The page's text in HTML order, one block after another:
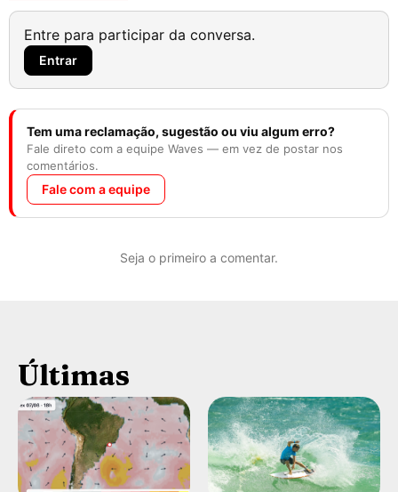
Entre para participar da conversa.
Entrar
Tem uma reclamação, sugestão ou viu algum erro?
Fale direto com a equipe Waves — em vez de postar nos
comentários.
Fale com a equipe
Seja o primeiro a comentar.
Últimas